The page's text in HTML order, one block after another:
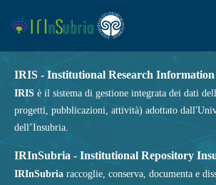
IRIS - Institutional Research Information
IRIS è il sistema di gestione integrata dei dati
progetti, pubblicazioni, attività) adottato
dell’Insubria.
IRInSubria - Institutional Repository
IRInSubria raccoglie, conserva, documenta e